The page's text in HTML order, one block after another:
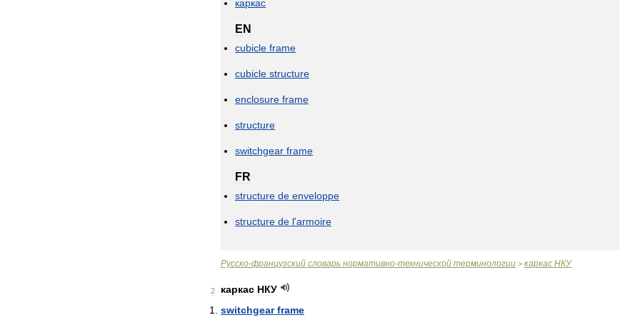
каркас
EN
cubicle frame
cubicle structure
enclosure frame
structure
switchgear frame
FR
structure de enveloppe
structure de l'armoire
Русско-французский словарь нормативно-технической терминологии > каркас НКУ
2 каркас НКУ
switchgear frame